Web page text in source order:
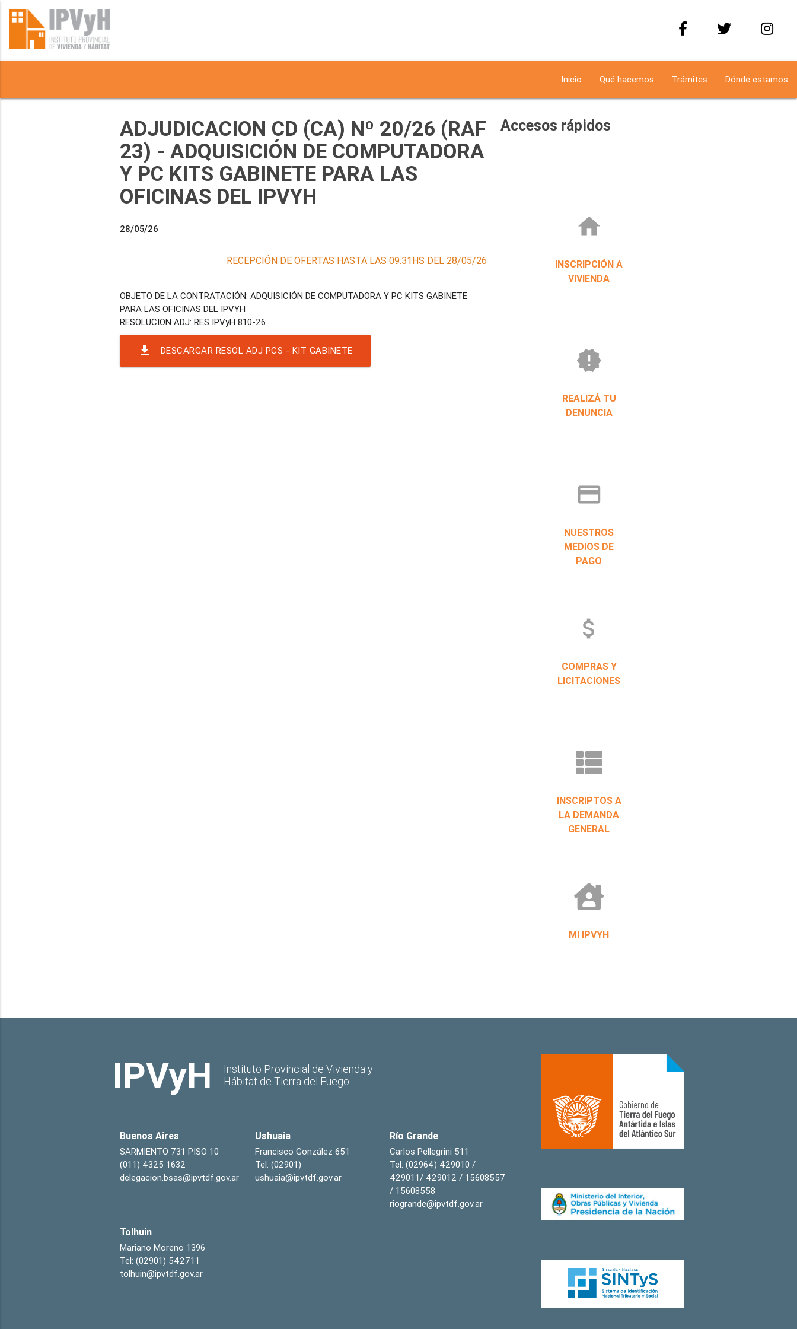
Inicio Qué hacemos Trámites Dónde estamos
ADJUDICACION CD (CA) Nº 20/26 (RAF
23) - ADQUISICIÓN DE COMPUTADORA
Y PC KITS GABINETE PARA LAS
OFICINAS DEL IPVYH
28/05/26
RECEPCIÓN DE OFERTAS HASTA LAS 09:31HS DEL 28/05/26
OBJETO DE LA CONTRATACIÓN: ADQUISICIÓN DE COMPUTADORA Y PC KITS GABINETE
PARA LAS OFICINAS DEL IPVYH
file_download DESCARGAR RESOL ADJ PCS - KIT GABINETE
Accesos rápidos
home
INSCRIPCIÓN A
VIVIENDA
new_releases
REALIZÁ TU
DENUNCIA
credit_card
NUESTROS
MEDIOS DE
PAGO
attach_money
COMPRAS Y
LICITACIONES
INSCRIPTOS A
LA DEMANDA
GENERAL
MI IPVYH
IPVyH
Instituto Provincial de Vivienda y
Hábitat de Tierra del Fuego
Buenos Aires
SARMIENTO 731 PISO 10
(011) 4325 1632
delegacion.bsas@ipvtdf.gov.ar
Ushuaia
Francisco González 651
Tel: (02901)
ushuaia@ipvtdf.gov.ar
Río Grande
Carlos Pellegrini 511
Tel: (02964) 429010 /
429011/ 429012 / 15608557
/ 15608558
riogrande@ipvtdf.gov.ar
Tolhuin
Mariano Moreno 1396
Tel: (02901) 542711
tolhuin@ipvtdf.gov.ar